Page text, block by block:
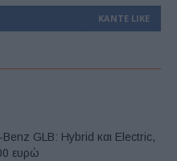
ΚΆΝΤΕ LIKE
GLB: Hybrid και Electric,
ευρώ